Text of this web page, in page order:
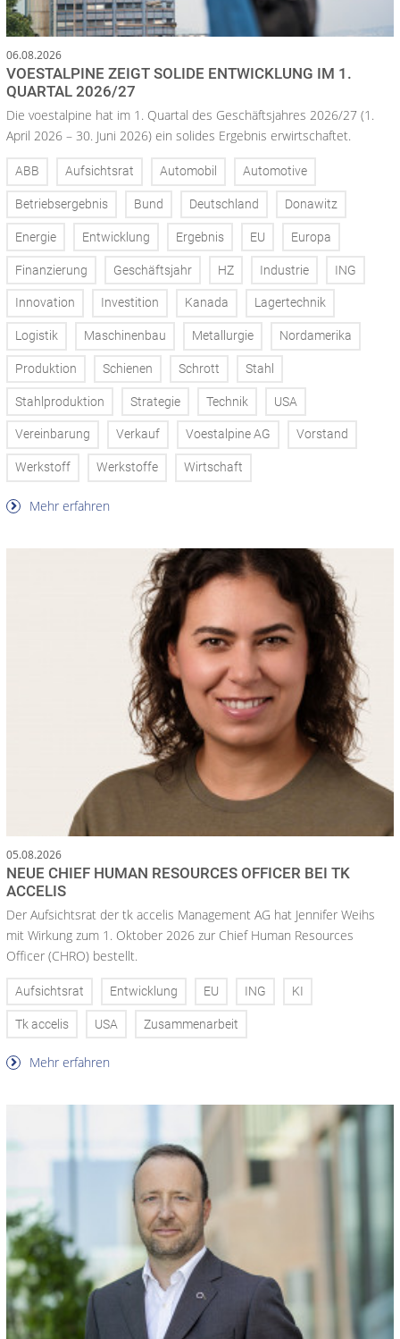
06.08.2026
VOESTALPINE ZEIGT SOLIDE ENTWICKLUNG IM 1.
QUARTAL 2026/27
Die voestalpine hat im 1. Quartal des Geschäftsjahres 2026/27 (1.
April 2026 – 30. Juni 2026) ein solides Ergebnis erwirtschaftet.
ABB Aufsichtsrat Automobil Automotive
Betriebsergebnis Bund Deutschland Donawitz
Energie Entwicklung Ergebnis EU Europa
Finanzierung Geschäftsjahr HZ Industrie ING
Innovation Investition Kanada Lagertechnik
Logistik Maschinenbau Metallurgie Nordamerika
Produktion Schienen Schrott Stahl
Stahlproduktion Strategie Technik USA
Vereinbarung Verkauf Voestalpine AG Vorstand
Werkstoff Werkstoffe Wirtschaft
Mehr erfahren
05.08.2026
NEUE CHIEF HUMAN RESOURCES OFFICER BEI TK
ACCELIS
Der Aufsichtsrat der tk accelis Management AG hat Jennifer Weihs
mit Wirkung zum 1. Oktober 2026 zur Chief Human Resources
Officer (CHRO) bestellt.
Aufsichtsrat Entwicklung EU ING KI
Tk accelis USA Zusammenarbeit
Mehr erfahren